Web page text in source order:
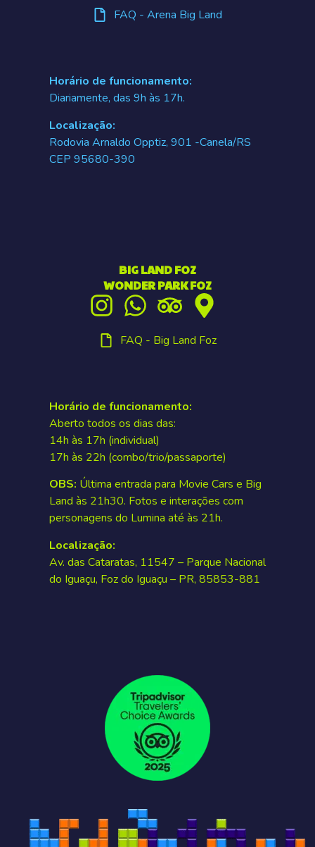
FAQ - Arena Big Land
Horário de funcionamento:
Diariamente, das 9h às 17h.
Localização:
Rodovia Arnaldo Opptiz, 901 -Canela/RS
CEP 95680-390
BIG LAND FOZ
WONDER PARK FOZ
FAQ - Big Land Foz
Horário de funcionamento:
Aberto todos os dias das:
14h às 17h (individual)
17h às 22h (combo/trio/passaporte)
OBS: Última entrada para Movie Cars e Big
Land às 21h30. Fotos e interações com
personagens do Lumina até às 21h.
Localização:
Av. das Cataratas, 11547 – Parque Nacional
do Iguaçu, Foz do Iguaçu – PR, 85853-881